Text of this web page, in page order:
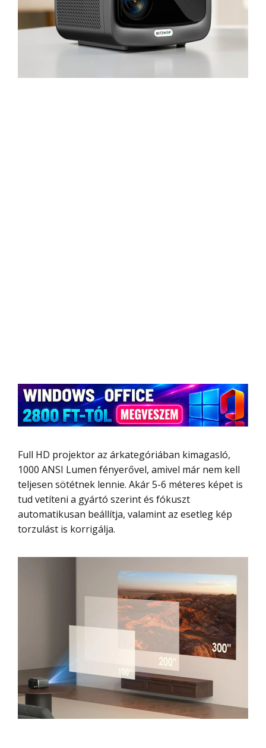
Full HD projektor az árkategóriában kimagasló,
1000 ANSI Lumen fényerővel, amivel már nem kell
teljesen sötétnek lennie. Akár 5-6 méteres képet is
tud vetíteni a gyártó szerint és fókuszt
automatikusan beállítja, valamint az esetleg kép
torzulást is korrigálja.